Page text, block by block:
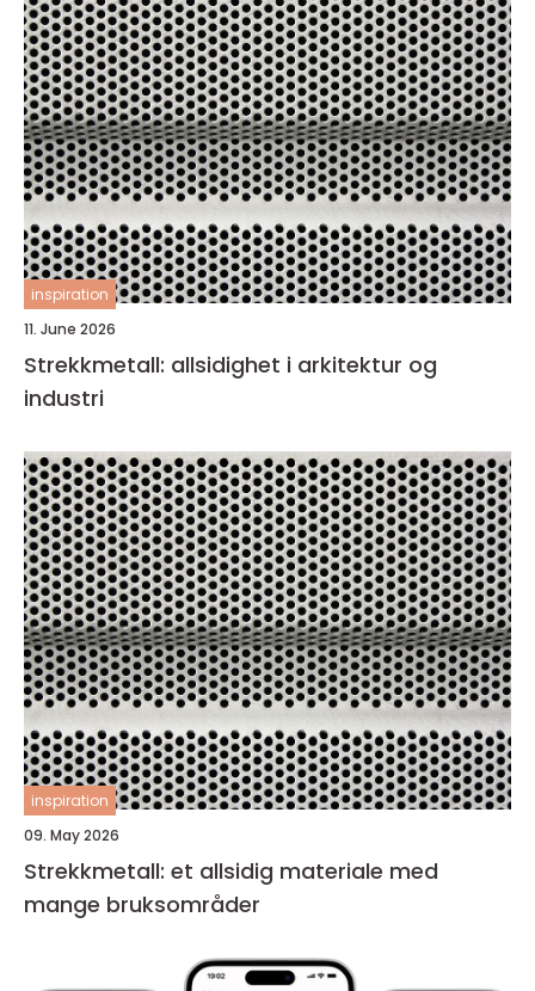
inspiration
11. June 2026
Strekkmetall: allsidighet i arkitektur og
industri
inspiration
09. May 2026
Strekkmetall: et allsidig materiale med
mange bruksområder